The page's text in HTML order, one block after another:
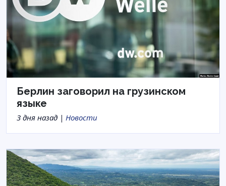
Берлин заговорил на грузинском
языке
3 дня назад | Новости